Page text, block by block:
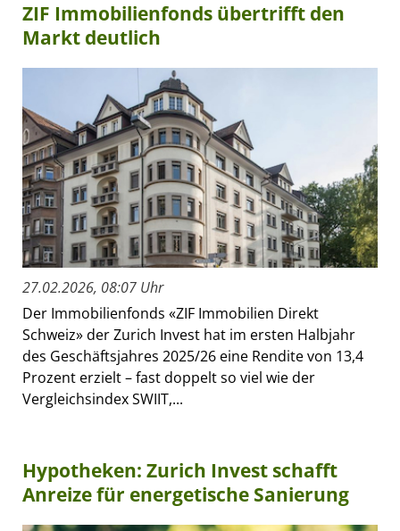
ZIF Immobilienfonds übertrifft den
Markt deutlich
27.02.2026, 08:07 Uhr
Der Immobilienfonds «ZIF Immobilien Direkt
Schweiz» der Zurich Invest hat im ersten Halbjahr
des Geschäftsjahres 2025/26 eine Rendite von 13,4
Prozent erzielt – fast doppelt so viel wie der
Vergleichsindex SWIIT,...
Hypotheken: Zurich Invest schafft
Anreize für energetische Sanierung